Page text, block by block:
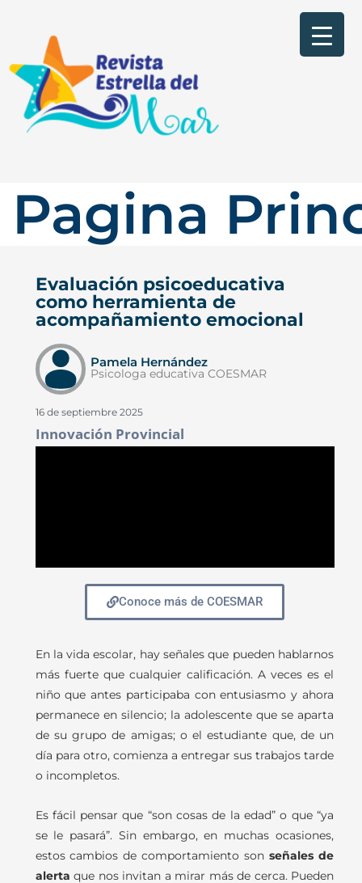
Pagina
Evaluación psicoeducativa
como herramienta de
acompañamiento emocional
Pamela Hernández
Psicologa educativa COESMAR
16 de septiembre 2025
Innovación Provincial
Conoce más de COESMAR
En la vida escolar, hay señales que pueden hablarnos
más fuerte que cualquier calificación. A veces es el
niño que antes participaba con entusiasmo y ahora
permanece en silencio; la adolescente que se aparta
de su grupo de amigas; o el estudiante que, de un
día para otro, comienza a entregar sus trabajos tarde
o incompletos.
Es fácil pensar que “son cosas de la edad” o que “ya
se le pasará”. Sin embargo, en muchas ocasiones,
estos cambios de comportamiento sonseñales de
alerta que nos invitan a mirar más de cerca. Pueden